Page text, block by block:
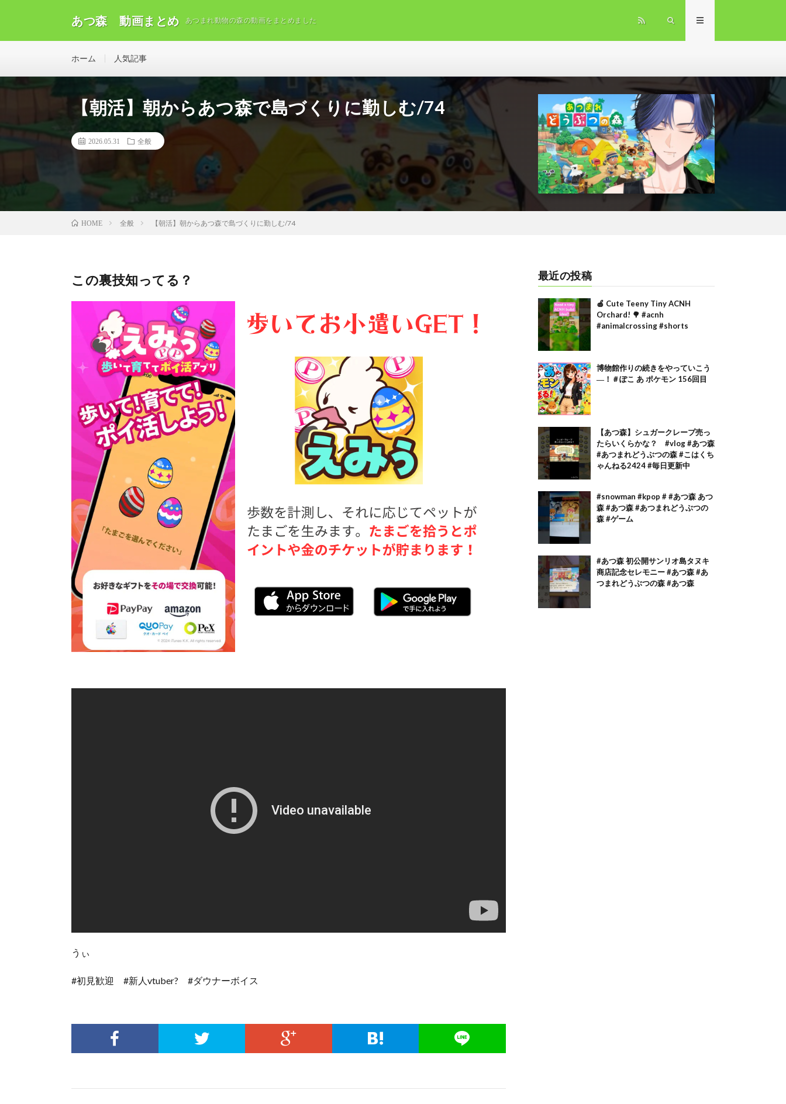
あつ森 動画まとめ あつまれ動物の森の動画をまとめました
ホーム 人気記事
【朝活】朝からあつ森で島づくりに勤しむ/74
2026.05.31 全般
HOME 全般 【朝活】朝からあつ森で島づくりに勤しむ/74
この裏技知ってる？
うぃ
#初見歓迎 #新人vtuber? #ダウナーボイス
最近の投稿
🍎 Cute Teeny Tiny ACNH
Orchard! 🌳 #acnh
#animalcrossing #shorts
博物館作りの続きをやっていこう
―！＃ぽこ あ ポケモン 156回目
【あつ森】シュガークレープ売っ
たらいくらかな？ #vlog #あつ森
#あつまれどうぶつの森 #こはくち
ゃんねる2424 #毎日更新中
#snowman #kpop # #あつ森 あつ
森 #あつ森 #あつまれどうぶつの
森 #ゲーム
#あつ森 初公開サンリオ島タヌキ
商店記念セレモニー #あつ森 #あ
つまれどうぶつの森 #あつ森